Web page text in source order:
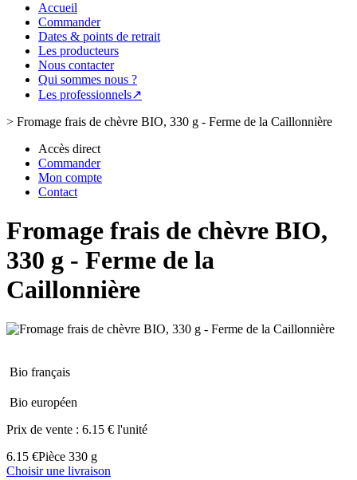
Accueil
Commander
Dates & points de retrait
Les producteurs
Nous contacter
Qui sommes nous ?
Les professionnels↗
> Fromage frais de chèvre BIO, 330 g - Ferme de la Caillonnière
Accès direct
Commander
Mon compte
Contact
Fromage frais de chèvre BIO,
330 g - Ferme de la
Caillonnière
Bio français
Bio européen
Prix de vente : 6.15 € l'unité
6.15 €Pièce 330 g
Choisir une livraison